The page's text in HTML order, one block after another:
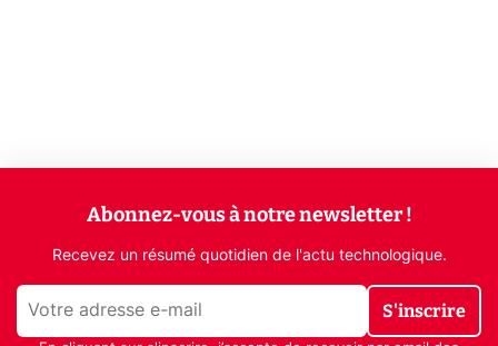
Abonnez-vous à notre newsletter !
Recevez un résumé quotidien de l'actu technologique.
S'inscrire